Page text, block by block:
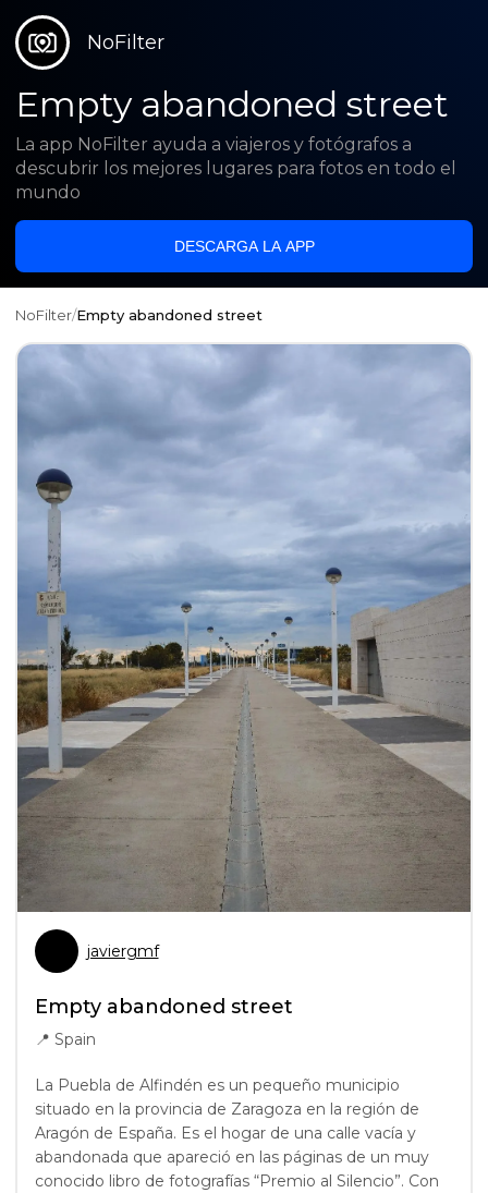
NoFilter
Empty abandoned street
La app NoFilter ayuda a viajeros y fotógrafos a
descubrir los mejores lugares para fotos en todo el
mundo
DESCARGA LA APP
NoFilter/Empty abandoned street
javiergmf
Empty abandoned street
📍 Spain
La Puebla de Alfindén es un pequeño municipio
situado en la provincia de Zaragoza en la región de
Aragón de España. Es el hogar de una calle vacía y
abandonada que apareció en las páginas de un muy
conocido libro de fotografías “Premio al Silencio”. Con